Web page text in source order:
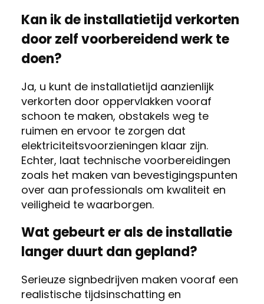
Kan ik de installatietijd verkorten
door zelf voorbereidend werk te
doen?
Ja, u kunt de installatietijd aanzienlijk
verkorten door oppervlakken vooraf
schoon te maken, obstakels weg te
ruimen en ervoor te zorgen dat
elektriciteitsvoorzieningen klaar zijn.
Echter, laat technische voorbereidingen
zoals het maken van bevestigingspunten
over aan professionals om kwaliteit en
veiligheid te waarborgen.
Wat gebeurt er als de installatie
langer duurt dan gepland?
Serieuze signbedrijven maken vooraf een
realistische tijdsinschatting en